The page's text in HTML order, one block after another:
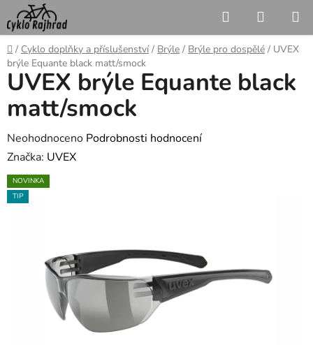
Přejít
na
obsah
Hledat
KOŠÍK
Domů
/ Cyklo doplňky a příslušenství / Brýle / Brýle pro dospělé / UVEX
brýle Equante black matt/smock
UVEX brýle Equante black
matt/smock
Průměrné
hodnocení
produktu
je
hvězdiček.
Neohodnoceno Podrobnosti hodnocení
Značka: UVEX
NOVINKA
TIP